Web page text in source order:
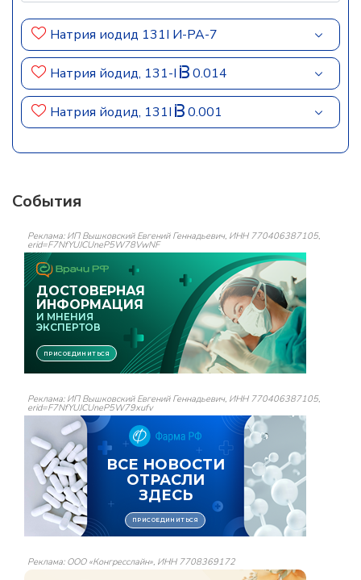
Натрия иодид 131I И-РА-7
Натрия йодид, 131-I 0.014
Натрия йодид, 131I 0.001
События
Реклама: ИП Вышковский Евгений Геннадьевич, ИНН 770406387105,
erid=F7NfYUJCUneP5W78VwNF
Реклама: ИП Вышковский Евгений Геннадьевич, ИНН 770406387105,
erid=F7NfYUJCUneP5W79xufv
Реклама: ООО «Конгресслайн», ИНН 7708369172